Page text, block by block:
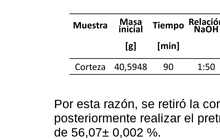
Por esta razón, se retiró la
posteriormente realizar el
de 56,07± 0,002 %.